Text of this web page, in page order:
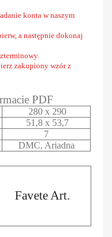
konta w naszym
a następnie dokonaj
zakupiony wzór z
PDF
280 x 290
51,8 x 53,7
7
DMC, Ariadna
Favete Art.